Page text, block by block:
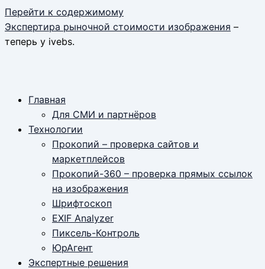
Перейти к содержимому
Экспертира рыночной стоимости изображения –
теперь у ivebs.
Главная
Для СМИ и партнёров
Технологии
Прокопий – проверка сайтов и
маркетплейсов
Прокопий-360 – проверка прямых ссылок
на изображения
Шрифтоскоп
EXIF Analyzer
Пиксель-Контроль
ЮрАгент
Экспертные решения